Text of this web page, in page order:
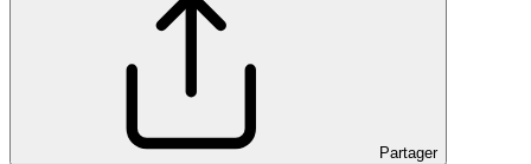
Partager